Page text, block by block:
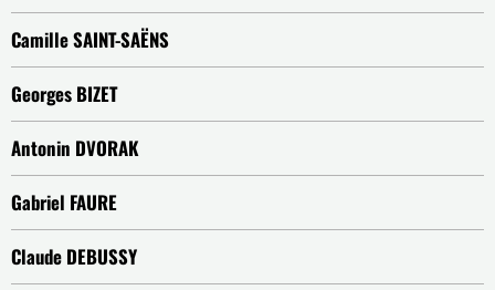
Camille SAINT-SAËNS
Georges BIZET
Antonin DVORAK
Gabriel FAURE
Claude DEBUSSY